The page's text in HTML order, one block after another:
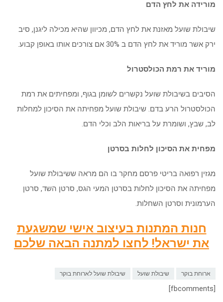
מורידה את לחץ הדם
שיבולת שועל מאזנת את לחץ הדם, מכיוון שהיא מכילה ליגנן, סיב
ירק אשר מוריד את לחץ הדם ב 30% אם צורכים אותו באופן קבוע.
מוריד את רמת הכולסטרול
הסיבים בשיבולת שועל נקשרים לשומן בגוף, ומפחיתים את רמת
הכולסטרול הרע בדם. שיבולת שועל מפחיתה את הסיכון למחלות
לב, שבץ, ושומרת על בריאות הלב וכלי הדם.
מפחית את הסיכון לחלות בסרטן
מגזין רפואה בריטי פרסם מחקר בו הם מראה ששיבולת שועל
מפחיתה את הסיכון לחלות בסרטן המעי הגס, סרטן השד, סרטן
הערמונית וסרטן השחלות.
חנות המתנות בעיצוב אישי שמשגעת
את ישראל! לחצו למתנה הבאה שלכם
ארוחת בוקר שיבולת שועל שיבולת שועל לארוחת בוקר
[fbcomments]